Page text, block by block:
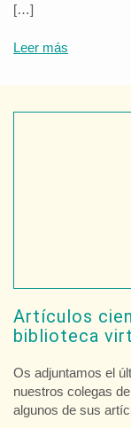
[…]
Leer más
Artículos
biblioteca
Os adjuntamos el
nuestros colegas
algunos de sus